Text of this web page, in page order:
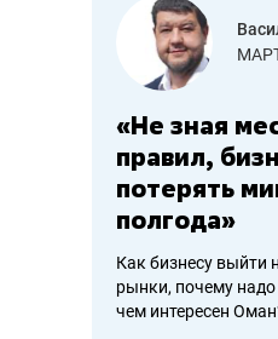
«Не зная
правил,
потерять
полгода»
Как бизнесу выйти
рынки, почему
чем интересен